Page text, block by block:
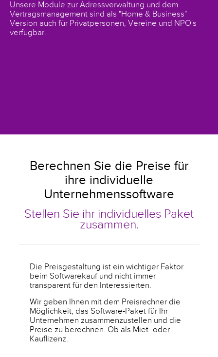
Unsere Module zur Adressverwaltung und dem
Vertragsmanagement sind als "Home & Business"
Version auch für Privatpersonen, Vereine und NPO's
verfügbar.
Berechnen Sie die Preise für
ihre individuelle
Unternehmenssoftware
Stellen Sie ihr individuelles Paket
zusammen.
Die Preisgestaltung ist ein wichtiger Faktor
beim Softwarekauf und nicht immer
transparent für den Interessierten.
Wir geben Ihnen mit dem Preisrechner die
Möglichkeit, das Software-Paket für Ihr
Unternehmen zusammenzustellen und die
Preise zu berechnen. Ob als Miet- oder
Kauflizenz.